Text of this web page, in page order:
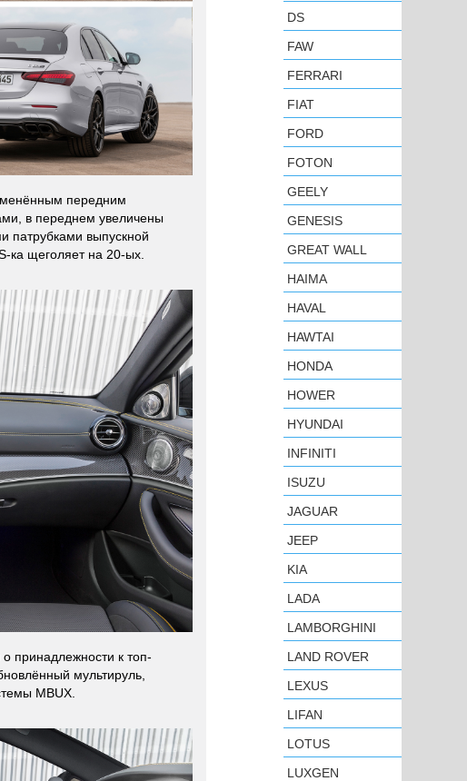
передним
в переднем увеличены
патрубками выпускной
ка щеголяет на 20-ых.
принадлежности к топ-
мультируль,
MBUX.
DS
FAW
FERRARI
FIAT
FORD
FOTON
GEELY
GENESIS
GREAT WALL
HAIMA
HAVAL
HAWTAI
HONDA
HOWER
HYUNDAI
INFINITI
ISUZU
JAGUAR
JEEP
KIA
LADA
LAMBORGHINI
LAND ROVER
LEXUS
LIFAN
LOTUS
LUXGEN